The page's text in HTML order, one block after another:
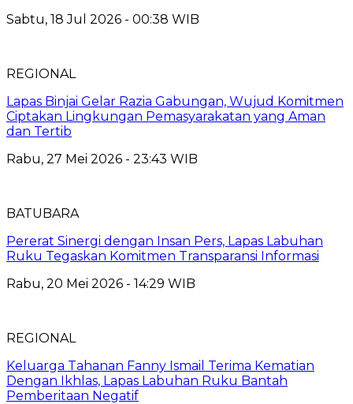
Sabtu, 18 Jul 2026 - 00:38 WIB
REGIONAL
Lapas Binjai Gelar Razia Gabungan, Wujud Komitmen
Ciptakan Lingkungan Pemasyarakatan yang Aman
dan Tertib
Rabu, 27 Mei 2026 - 23:43 WIB
BATUBARA
Pererat Sinergi dengan Insan Pers, Lapas Labuhan
Ruku Tegaskan Komitmen Transparansi Informasi
Rabu, 20 Mei 2026 - 14:29 WIB
REGIONAL
Keluarga Tahanan Fanny Ismail Terima Kematian
Dengan Ikhlas, Lapas Labuhan Ruku Bantah
Pemberitaan Negatif